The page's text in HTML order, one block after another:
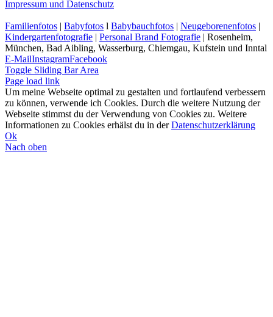
Impressum und Datenschutz
Familienfotos | Babyfotos l Babybauchfotos | Neugeborenenfotos |
Kindergartenfotografie | Personal Brand Fotografie | Rosenheim,
München, Bad Aibling, Wasserburg, Chiemgau, Kufstein und Inntal
E-MailInstagramFacebook
Toggle Sliding Bar Area
Page load link
Um meine Webseite optimal zu gestalten und fortlaufend verbessern
zu können, verwende ich Cookies. Durch die weitere Nutzung der
Webseite stimmst du der Verwendung von Cookies zu. Weitere
Informationen zu Cookies erhälst du in derDatenschutzerklärung
Ok
Nach oben